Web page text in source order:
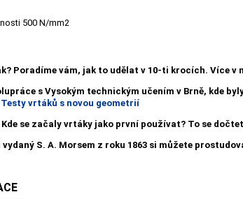
500 N/mm2
Poradíme vám, jak to udělat v 10-ti krocích. Více v
s Vysokým technickým učením v Brně, kde
Testy vrtáků s novou geometrií
se začaly vrtáky jako první používat? To se
S. A. Morsem z roku 1863 si můžete